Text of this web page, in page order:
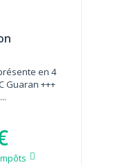
en 4
Guaran +++